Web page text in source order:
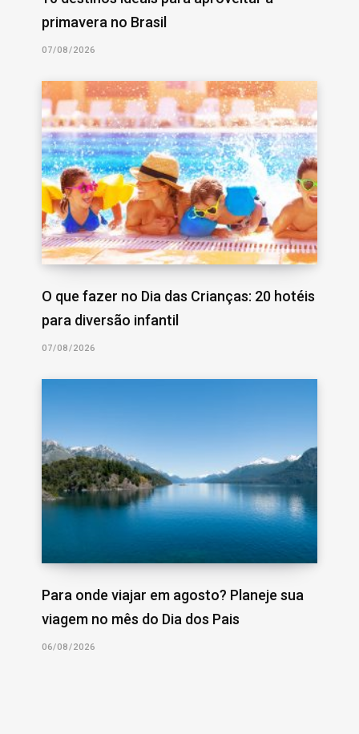
primavera no Brasil
07/08/2026
O que fazer no Dia das Crianças: 20 hotéis
para diversão infantil
07/08/2026
Para onde viajar em agosto? Planeje sua
viagem no mês do Dia dos Pais
06/08/2026